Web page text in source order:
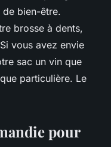
de bien-être.
brosse à dents,
vous avez envie
sac un vin que
particulière. Le
pour